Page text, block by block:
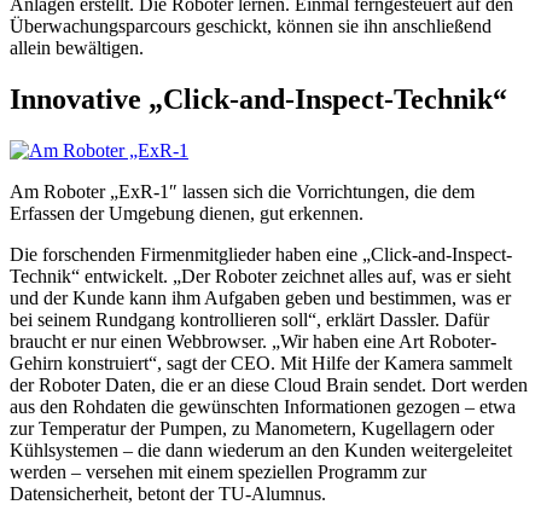
Anlagen erstellt. Die Roboter lernen. Einmal ferngesteuert auf den
Überwachungsparcours geschickt, können sie ihn anschließend
allein bewältigen.
Innovative „Click-and-Inspect-Technik“
Am Roboter „ExR-1″ lassen sich die Vorrichtungen, die dem
Erfassen der Umgebung dienen, gut erkennen.
Die forschenden Firmenmitglieder haben eine „Click-and-Inspect-
Technik“ entwickelt. „Der Roboter zeichnet alles auf, was er sieht
und der Kunde kann ihm Aufgaben geben und bestimmen, was er
bei seinem Rundgang kontrollieren soll“, erklärt Dassler. Dafür
braucht er nur einen Webbrowser. „Wir haben eine Art Roboter-
Gehirn konstruiert“, sagt der CEO. Mit Hilfe der Kamera sammelt
der Roboter Daten, die er an diese Cloud Brain sendet. Dort werden
aus den Rohdaten die gewünschten Informationen gezogen – etwa
zur Temperatur der Pumpen, zu Manometern, Kugellagern oder
Kühlsystemen – die dann wiederum an den Kunden weitergeleitet
werden – versehen mit einem speziellen Programm zur
Datensicherheit, betont der TU-Alumnus.